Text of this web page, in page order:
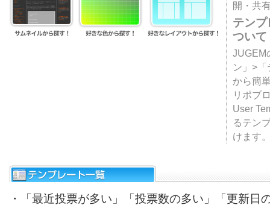
開・共
テン
ついて
JUGEM
ン」>
から簡
リポブ
User
るテン
けます
・「最近投票が多い」「投票数の多い」「更新日